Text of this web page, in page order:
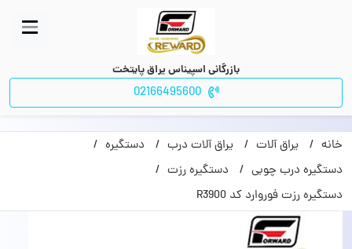
بازرگانی اسپیناس یراق پایتخت
02166495600
خانه یراق آلات یراق آلات درب
دستگیره
دستگیره درب چوبی
دستگیره رزت
دستگیره رزت فوروارد کد R3900